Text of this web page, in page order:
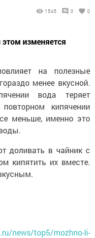
1545 0 0
изменяется
на полезные
менее вкусной.
вода теряет
кипячении
меньше, именно это
доливать в чайник с
кипятить их вместе.
news/top5/mozhno-li-